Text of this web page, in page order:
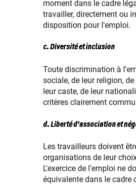
moment dans le cadre
travailler, directement ou
disposition pour l'emploi.
c. Diversité et inclusion
Toute discrimination à
sociale, de leur religion,
leur caste, de leur
critères clairement
d. Liberté d'association et
Les travailleurs doivent
organisations de leur
L'exercice de l'emploi ne
équivalente dans le cadre